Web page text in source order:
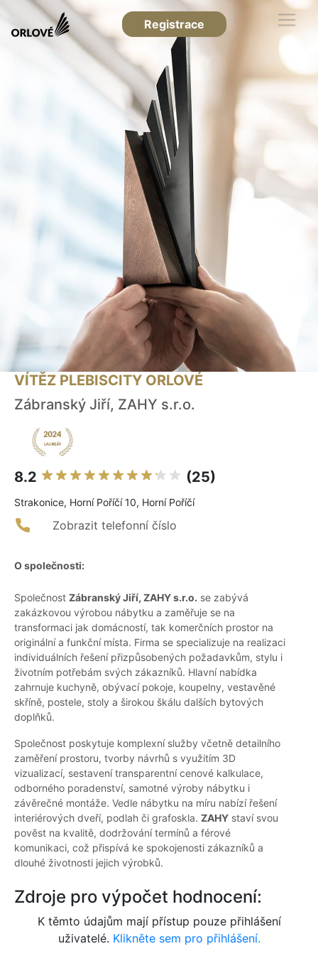
Registrace
VÍTĚZ PLEBISCITY ORLOVÉ
Zábranský Jiří, ZAHY s.r.o.
8.2 (25)
Strakonice, Horní Poříčí 10, Horní Poříčí
Zobrazit telefonní číslo
O společnosti:
Společnost Zábranský Jiří, ZAHY s.r.o. se zabývá
zakázkovou výrobou nábytku a zaměřuje se na
transformaci jak domácností, tak komerčních prostor na
originální a funkční místa. Firma se specializuje na realizaci
individuálních řešení přizpůsobených požadavkům, stylu i
životním potřebám svých zákazníků. Hlavní nabídka
zahrnuje kuchyně, obývací pokoje, koupelny, vestavěné
skříně, postele, stoly a širokou škálu dalších bytových
doplňků.
Společnost poskytuje komplexní služby včetně detailního
zaměření prostoru, tvorby návrhů s využitím 3D
vizualizací, sestavení transparentní cenové kalkulace,
odborného poradenství, samotné výroby nábytku i
závěrečné montáže. Vedle nábytku na míru nabízí řešení
interiérových dveří, podlah či grafoskla. ZAHY staví svou
pověst na kvalitě, dodržování termínů a férové
komunikaci, což přispívá ke spokojenosti zákazníků a
dlouhé životnosti jejich výrobků.
Zdroje pro výpočet hodnocení:
K těmto údajům mají přístup pouze přihlášení
uživatelé. Klikněte sem pro přihlášení.